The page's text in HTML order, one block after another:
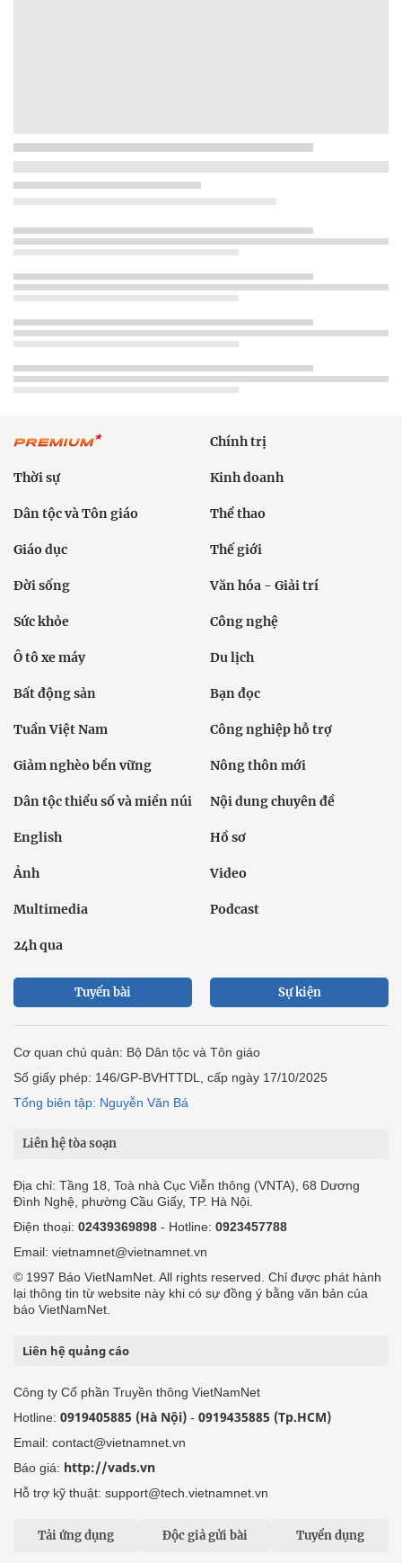
Chính trị
Thời sự Kinh doanh
Dân tộc và Tôn giáo Thể thao
Giáo dục Thế giới
Đời sống Văn hóa - Giải trí
Sức khỏe Công nghệ
Ô tô xe máy Du lịch
Bất động sản Bạn đọc
Tuần Việt Nam Công nghiệp hỗ trợ
Giảm nghèo bền vững Nông thôn mới
Dân tộc thiểu số và miền núi Nội dung chuyên đề
English Hồ sơ
Ảnh Video
Multimedia Podcast
24h qua
Tuyến bài Sự kiện
Cơ quan chủ quản: Bộ Dân tộc và Tôn giáo
Số giấy phép: 146/GP-BVHTTDL, cấp ngày 17/10/2025
Tổng biên tập: Nguyễn Văn Bá
Liên hệ tòa soạn
Địa chỉ: Tầng 18, Toà nhà Cục Viễn thông (VNTA), 68 Dương
Đình Nghệ, phường Cầu Giấy, TP. Hà Nội.
Điện thoại: 02439369898 - Hotline: 0923457788
Email: vietnamnet@vietnamnet.vn
© 1997 Báo VietNamNet. All rights reserved. Chỉ được phát hành
lại thông tin từ website này khi có sự đồng ý bằng văn bản của
báo VietNamNet.
Liên hệ quảng cáo
Công ty Cổ phần Truyền thông VietNamNet
Hotline: 0919405885 (Hà Nội) - 0919435885 (Tp.HCM)
Email: contact@vietnamnet.vn
Báo giá: http://vads.vn
Hỗ trợ kỹ thuật: support@tech.vietnamnet.vn
Tải ứng dụng Độc giả gửi bài Tuyển dụng